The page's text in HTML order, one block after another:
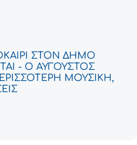
ΣΤΟΝ ΔΗΜΟ
- Ο ΑΥΓΟΥΣΤΟΣ
ΜΟΥΣΙΚΗ,